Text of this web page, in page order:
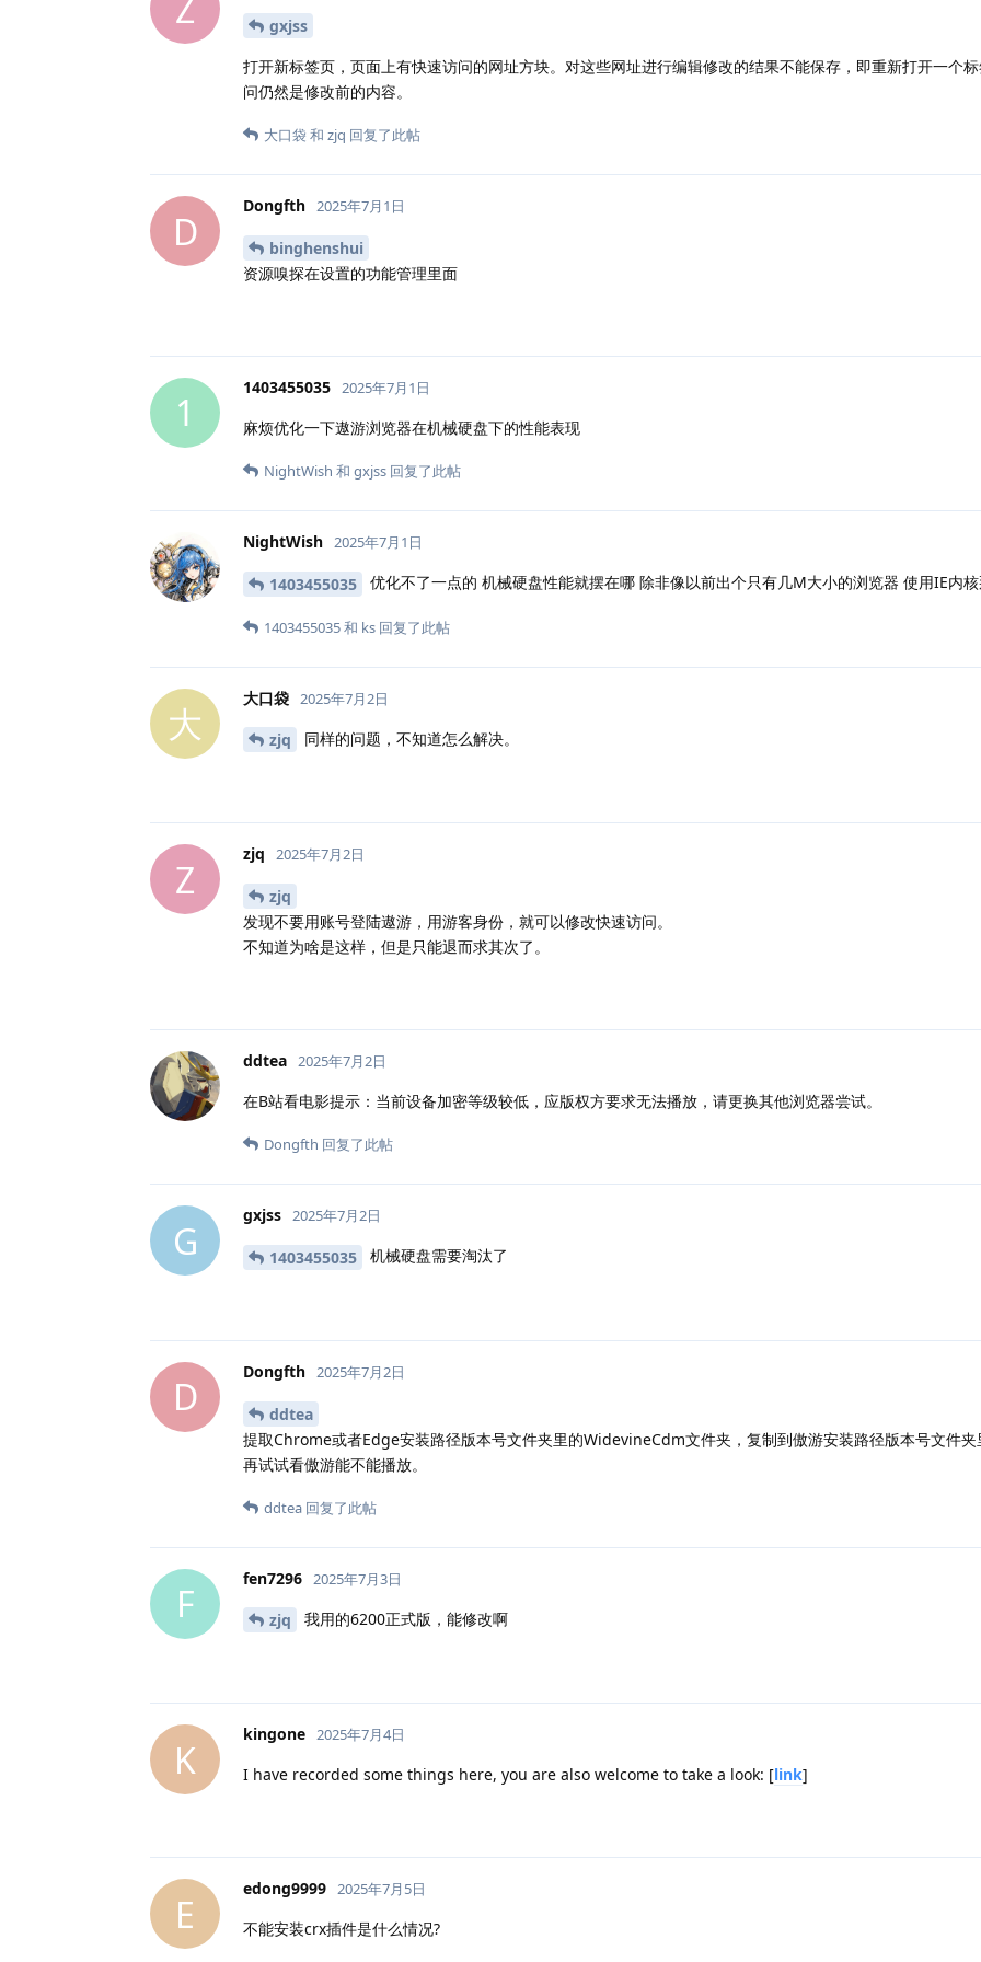
gxjss
打开新标签页，页面上有快速访问的网址方块。对这些网址进行编辑修改的结果不能保存，即重新打开一个
问仍然是修改前的内容。
大口袋 和 zjq 回复了此帖
D
Dongfth 2025年7月1日
binghenshui
资源嗅探在设置的功能管理里面
1
1403455035 2025年7月1日
麻烦优化一下遨游浏览器在机械硬盘下的性能表现
NightWish 和 gxjss 回复了此帖
NightWish 2025年7月1日
1403455035 优化不了一点的 机械硬盘性能就摆在哪 除非像以前出个只有几M大小的浏览器 使用IE内
1403455035和 ks 回复了此帖
大
大口袋 2025年7月2日
zjq 同样的问题，不知道怎么解决。
Z
zjq 2025年7月2日
zjq
发现不要用账号登陆遨游，用游客身份，就可以修改快速访问。
不知道为啥是这样，但是只能退而求其次了。
ddtea 2025年7月2日
在B站看电影提示：当前设备加密等级较低，应版权方要求无法播放，请更换其他浏览器尝试。
Dongfth 回复了此帖
G
gxjss 2025年7月2日
1403455035 机械硬盘需要淘汰了
D
Dongfth 2025年7月2日
ddtea
提取Chrome或者Edge安装路径版本号文件夹里的WidevineCdm文件夹，复制到傲游安装路径版本号文件夹
再试试看傲游能不能播放。
ddtea 回复了此帖
F
fen7296 2025年7月3日
zjq 我用的6200正式版，能修改啊
K
kingone 2025年7月4日
I have recorded some things here, you are also welcome to take a look: [link]
E
edong9999 2025年7月5日
不能安装crx插件是什么情况?